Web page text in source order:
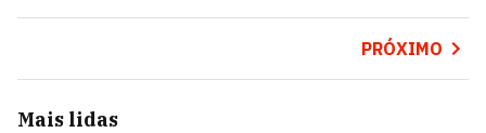
PRÓXIMO
Mais lidas